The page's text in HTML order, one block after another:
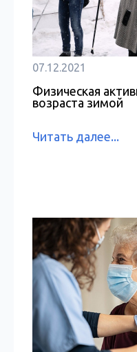
07.12.2021
Физическая
возраста зимой
Читать далее...